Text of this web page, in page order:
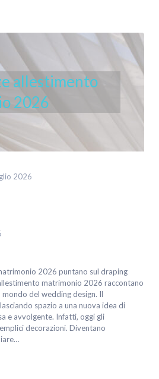
allestimento
2026
2026
2026 puntano sul draping
matrimonio 2026 raccontano
del wedding design. Il
spazio a una nuova idea di
e avvolgente. Infatti, oggi gli
decorazioni. Diventano